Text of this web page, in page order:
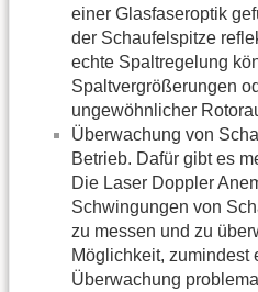
einer Glasfaseroptik
der Schaufelspitze
echte Spaltregelung
Spaltvergrößerungen
ungewöhnlicher
Überwachung von
Betrieb. Dafür gibt es
Die Laser Doppler
Schwingungen von
zu messen und zu
Möglichkeit, zumindest
Überwachung